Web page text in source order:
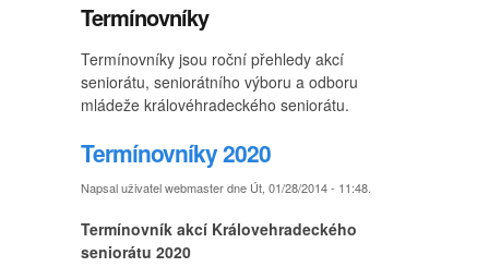
Termínovníky
Termínovníky jsou roční přehledy akcí
seniorátu, seniorátního výboru a odboru
mládeže královéhradeckého seniorátu.
Termínovníky 2020
Napsal uživatelwebmasterdne Út, 01/28/2014 - 11:48.
Termínovník akcí Královehradeckého
seniorátu 2020